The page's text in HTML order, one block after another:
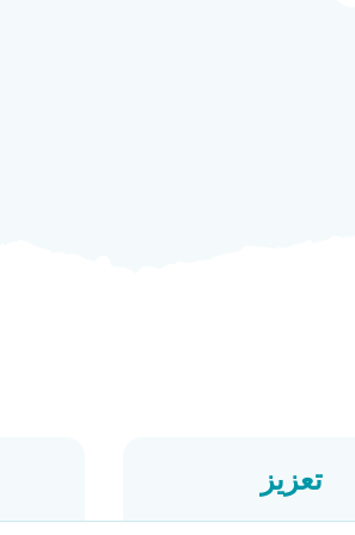
تعزيز